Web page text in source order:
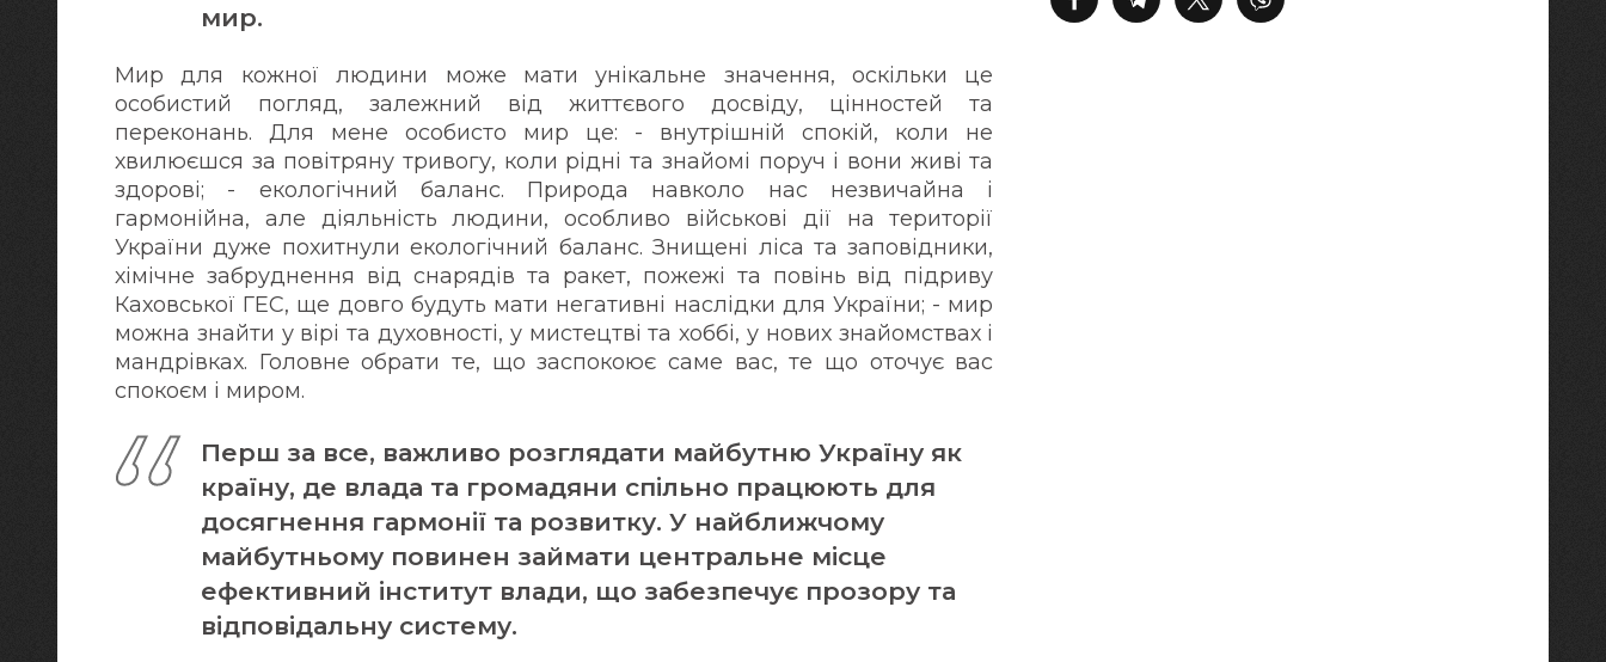
мир.
Мир для кожної людини може мати унікальне значення, оскільки це
особистий погляд, залежний від життєвого досвіду, цінностей та
переконань. Для мене особисто мир це: - внутрішній спокій, коли не
хвилюєшся за повітряну тривогу, коли рідні та знайомі поруч і вони живі та
здорові; - екологічний баланс. Природа навколо нас незвичайна і
гармонійна, але діяльність людини, особливо військові дії на території
України дуже похитнули екологічний баланс. Знищені ліса та заповідники,
хімічне забруднення від снарядів та ракет, пожежі та повінь від підриву
Каховської ГЕС, ще довго будуть мати негативні наслідки для України; - мир
можна знайти у вірі та духовності, у мистецтві та хоббі, у нових знайомствах і
мандрівках. Головне обрати те, що заспокоює саме вас, те що оточує вас
спокоєм і миром.
Перш за все, важливо розглядати майбутню Україну як
країну, де влада та громадяни спільно працюють для
досягнення гармонії та розвитку. У найближчому
майбутньому повинен займати центральне місце
ефективний інститут влади, що забезпечує прозору та
відповідальну систему.